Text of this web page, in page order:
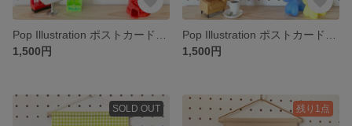
1,500円
1,500円
SOLD OUT 残り1点